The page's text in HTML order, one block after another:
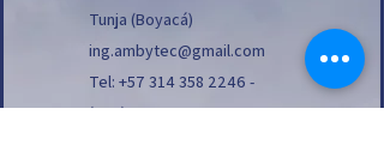
Tunja (Boyacá)
ing.ambytec@gmail.com
Tel: +57 314 358 2246 -
(608) 7402665